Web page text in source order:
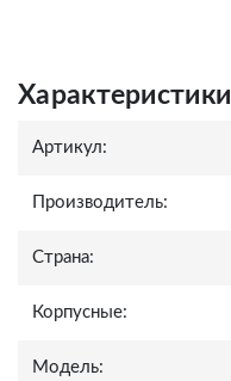
Характеристики
Артикул:
Производитель:
Страна:
Корпусные:
Модель: